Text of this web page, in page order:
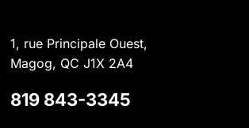
1, rue Principale Ouest,
Magog, QC J1X 2A4
819 843-3345